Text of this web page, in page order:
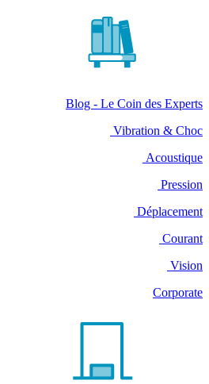
Blog - Le Coin des Experts
Vibration & Choc
Acoustique
Pression
Déplacement
Courant
Vision
Corporate